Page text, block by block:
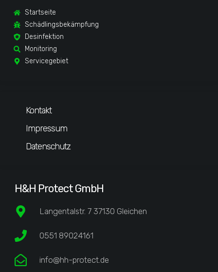
H&H Protect GmbH
Langentalstr. 7 37130 Gleichen
0551 89024161
info@hh-protect.de
Kontakt
Impressum
Datenschutz
Startseite
Schädlingsbekämpfung
Desinfektion
Monitoring
Servicegebiet